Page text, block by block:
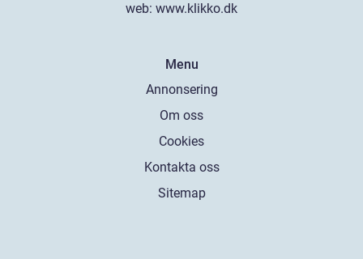
web: www.klikko.dk
Menu
Annonsering
Om oss
Cookies
Kontakta oss
Sitemap